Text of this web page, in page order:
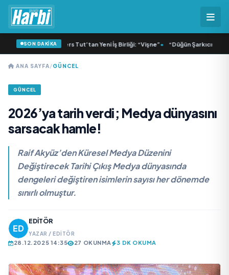
SON DAKİKA
ve Dolu Kadehi Ters Tut’tan Yeni İş Birliği: “Vişne”• “Düğün Şarkıcısı”
ANA SAYFA/GÜNCEL
GÜNCEL
2026’ya tarih verdi; Medya dünyasını
sarsacak hamle!
Raif Akyüz’den Küresel Medya Düzenini
Değiştirecek Tarihi Çıkış Medya dünyasında
dengeleri değiştiren isimlerin sayısı her dönemde
sınırlı olmuştur.
EDITÖR
YAZAR / EDITÖR
28.12.2025 14:35 27 OKUNMA 3 DK OKUMA